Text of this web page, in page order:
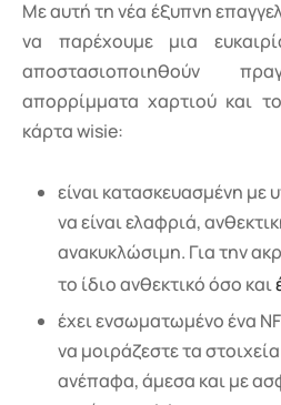
Με αυτή τη νέα έξυπνη
να παρέχουμε μια
αποστασιοποιηθούν
απορρίμματα χαρτιού και
κάρτα wisie:
είναι κατασκευασμένη με
να είναι ελαφριά,
ανακυκλώσιμη. Για την
το ίδιο ανθεκτικό όσο και
έχει ενσωματωμένο ένα
να μοιράζεστε τα
ανέπαφα, άμεσα και με